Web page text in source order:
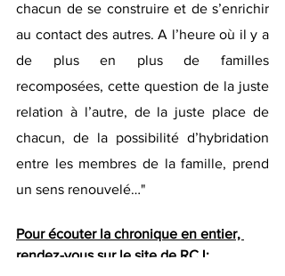
chacun de se construire et de s’enrichir
au contact des autres. A l’heure où il y a
de plus en plus de familles
recomposées, cette question de la juste
relation à l’autre, de la juste place de
chacun, de la possibilité d’hybridation
entre les membres de la famille, prend
un sens renouvelé…"
Pour écouter la chronique en entier,
rendez-vous sur le site de RCJ: